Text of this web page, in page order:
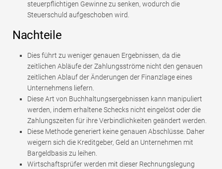
steuerpflichtigen Gewinne zu senken, wodurch die
Steuerschuld aufgeschoben wird.
Nachteile
Dies führt zu weniger genauen Ergebnissen, da die
zeitlichen Abläufe der Zahlungsströme nicht den genauen
zeitlichen Ablauf der Änderungen der Finanzlage eines
Unternehmens liefern.
Diese Art von Buchhaltungsergebnissen kann manipuliert
werden, indem erhaltene Schecks nicht eingelöst oder die
Zahlungszeiten für ihre Verbindlichkeiten geändert werden.
Diese Methode generiert keine genauen Abschlüsse. Daher
weigern sich die Kreditgeber, Geld an Unternehmen mit
Bargeldbasis zu leihen.
Wirtschaftsprüfer werden mit dieser Rechnungslegung